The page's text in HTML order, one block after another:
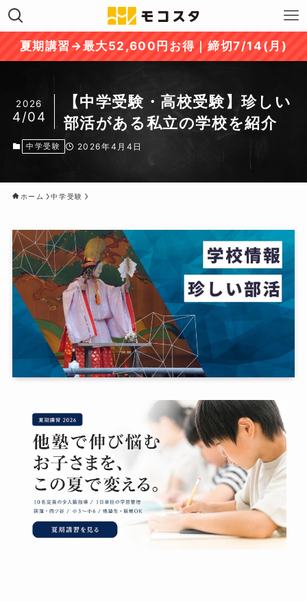
夏期講習→最大52,600円お得｜締切7/14(月)
【中学受験・高校受験】珍しい
部活がある私立の学校を紹介
2026
4/04
中学受験 2026年4月4日
ホーム 中学受験